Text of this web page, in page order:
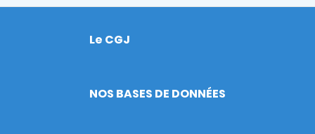
Footer
Le CGJ
NOS BASES DE DONNÉES